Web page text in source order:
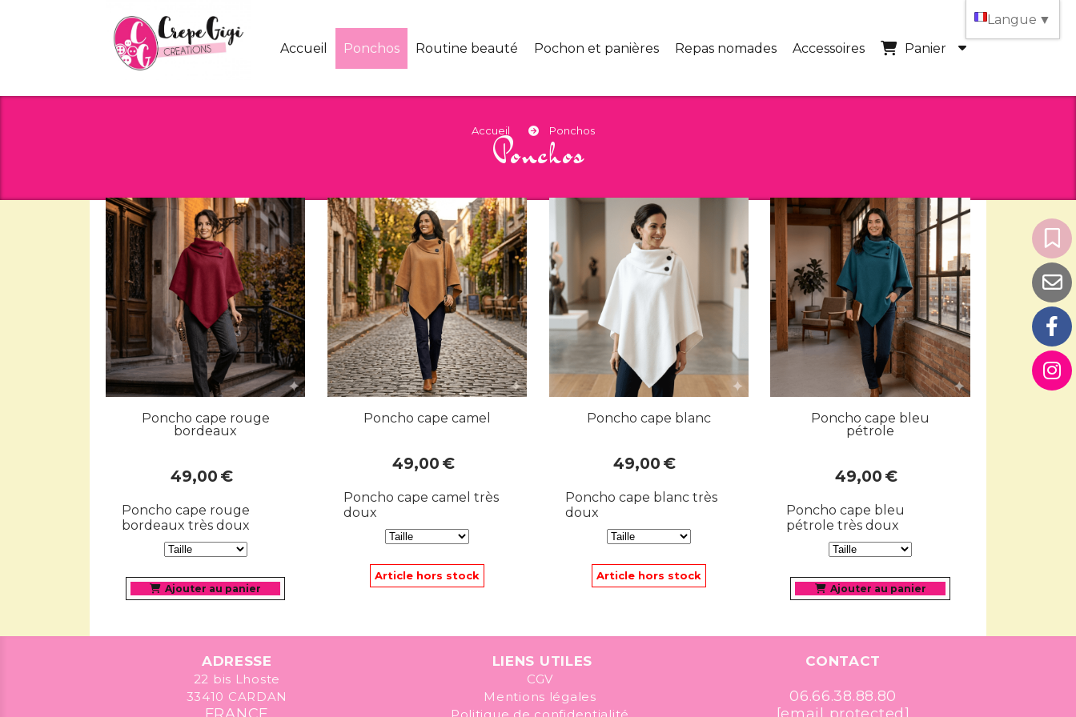
Accueil Ponchos Routine beauté Pochon et panières Repas nomades Accessoires Panier
Accueil Ponchos
Ponchos
Poncho cape rouge
bordeaux
49,00 €
Poncho cape rouge
bordeaux très doux
Ajouter au panier
Poncho cape camel
49,00 €
Poncho cape camel très
doux
Article hors stock
Poncho cape blanc
49,00 €
Poncho cape blanc très
doux
Article hors stock
Poncho cape bleu
pétrole
49,00 €
Poncho cape bleu
pétrole très doux
Ajouter au panier
ADRESSE
22 bis Lhoste
33410 CARDAN
FRANCE
LIENS UTILES
CGV
Mentions légales
Politique de confidentialité
CONTACT
06.66.38.88.80
[email protected]
Langue ▼